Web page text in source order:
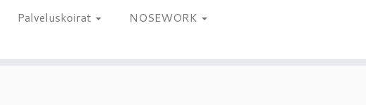
Palveluskoirat
NOSEWORK